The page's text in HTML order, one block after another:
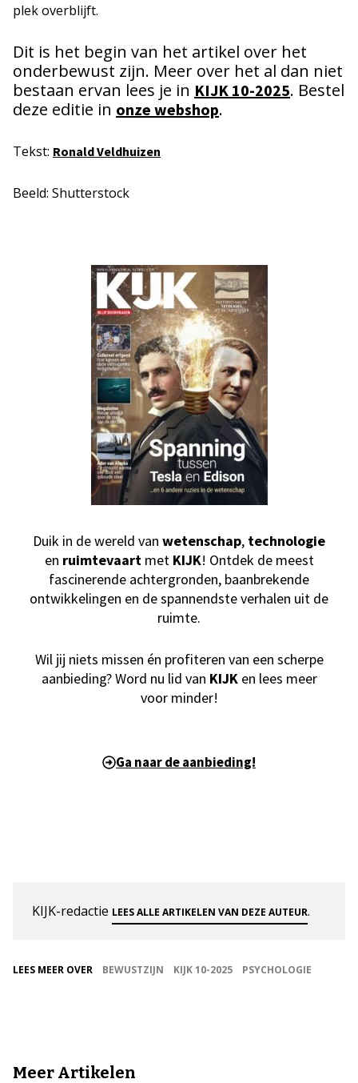
plek overblijft.
Dit is het begin van het artikel over het
onderbewust zijn. Meer over het al dan niet
bestaan ervan lees je in KIJK 10-2025. Bestel
deze editie in onze webshop.
Tekst: Ronald Veldhuizen
Beeld: Shutterstock
Duik in de wereld van wetenschap, technologie
en ruimtevaartmet KIJK! Ontdek de meest
fascinerende achtergronden, baanbrekende
ontwikkelingen en de spannendste verhalen uit de
ruimte.
Wil jij niets missen én profiteren van een scherpe
aanbieding? Word nu lid van KIJKen lees meer
voor minder!
Ga naar de aanbieding!
KIJK-redactie LEES ALLE ARTIKELEN VAN DEZE AUTEUR.
LEES MEER OVER BEWUSTZIJN KIJK 10-2025 PSYCHOLOGIE
Meer Artikelen